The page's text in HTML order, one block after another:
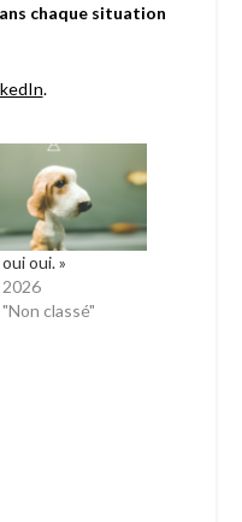
chaque situation
.
oui. »
2026
classé"